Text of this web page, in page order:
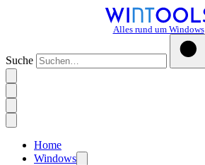
Alles rund um Windows
Suche
Home
Windows